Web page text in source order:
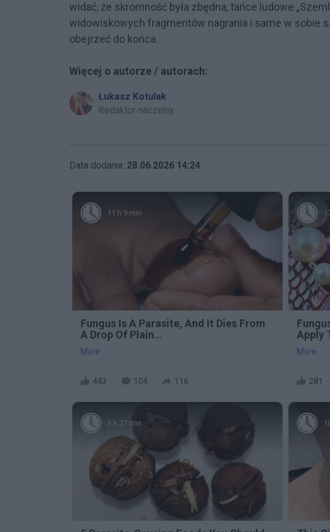
widać, że skromność była zbędna, tańce ludowe
widowiskowych fragmentów nagrania i same w sobie
obejrzeć do końca.
Więcej o autorze / autorach:
Łukasz Kotulak
Redaktor naczelny
Data dodania: 28.06.2026 14:24
11 h 9 min
Fungus Is A Parasite, And It Dies From
A Drop Of Plain...
More
443 104 116
Apply
More
281
3 h 27 min